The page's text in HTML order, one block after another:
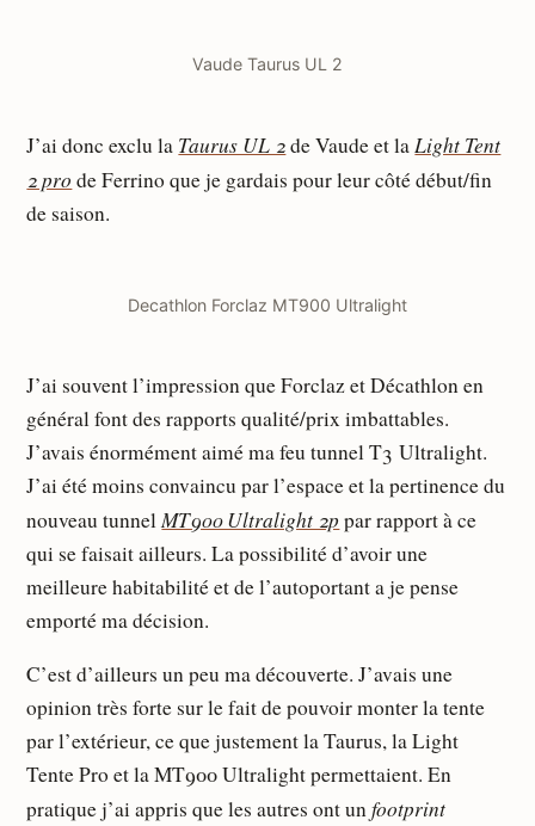
Vaude Taurus UL 2
J’ai donc exclu la Taurus UL 2de Vaude et laLight Tent
2 pro de Ferrino que je gardais pour leur côté début/fin
de saison.
Decathlon Forclaz MT900 Ultralight
J’ai souvent l’impression que Forclaz et Décathlon en
général font des rapports qualité/prix imbattables.
J’avais énormément aimé ma feu tunnel T3 Ultralight.
J’ai été moins convaincu par l’espace et la pertinence du
nouveau tunnel MT900 Ultralight 2ppar rapport à ce
qui se faisait ailleurs. La possibilité d’avoir une
meilleure habitabilité et de l’autoportant a je pense
emporté ma décision.
C’est d’ailleurs un peu ma découverte. J’avais une
opinion très forte sur le fait de pouvoir monter la tente
par l’extérieur, ce que justement la Taurus, la Light
Tente Pro et la MT900 Ultralight permettaient. En
pratique j’ai appris que les autres ont unfootprint